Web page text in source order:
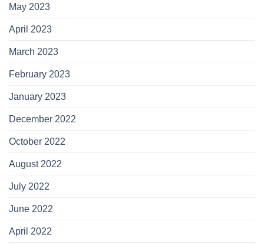
May 2023
April 2023
March 2023
February 2023
January 2023
December 2022
October 2022
August 2022
July 2022
June 2022
April 2022